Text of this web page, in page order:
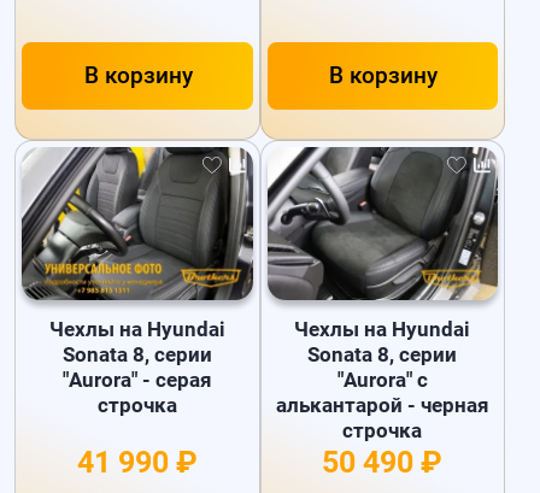
В корзину В корзину
Чехлы на Hyundai
Sonata 8, серии
"Aurora" - серая
строчка
41 990 ₽
Чехлы на Hyundai
Sonata 8, серии
"Aurora" с
алькантарой - черная
строчка
50 490 ₽